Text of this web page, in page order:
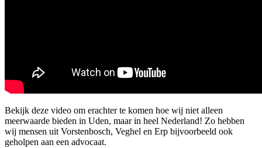
Bekijk deze video om erachter te komen hoe wij niet alleen
meerwaarde bieden in Uden, maar in heel Nederland! Zo hebben
wij mensen uit Vorstenbosch, Veghel en Erp bijvoorbeeld ook
geholpen aan een advocaat.